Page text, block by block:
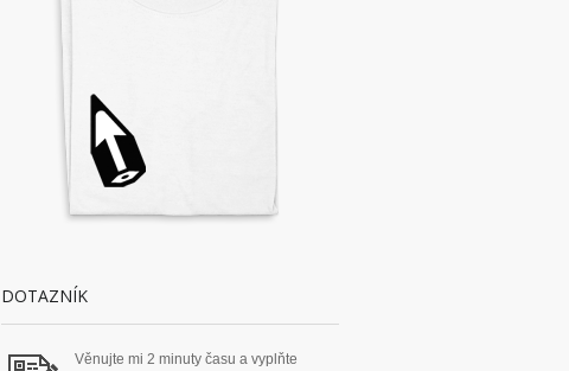
DOTAZNÍK
Věnujte mi 2 minuty času a vyplňte